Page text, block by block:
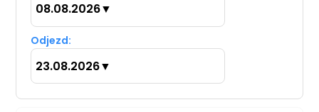
08.08.2026▼
Odjezd:
23.08.2026▼